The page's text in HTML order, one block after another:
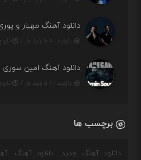
دانلود آهنگ مهیار و
بازدید : ۰ بازدید بار / تاریخ
دانلود آهنگ امین سوری
بازدید : ۰ بازدید بار / تاریخ
برچسب ها
دانلود آهنگ جدید دانلود آهنگ